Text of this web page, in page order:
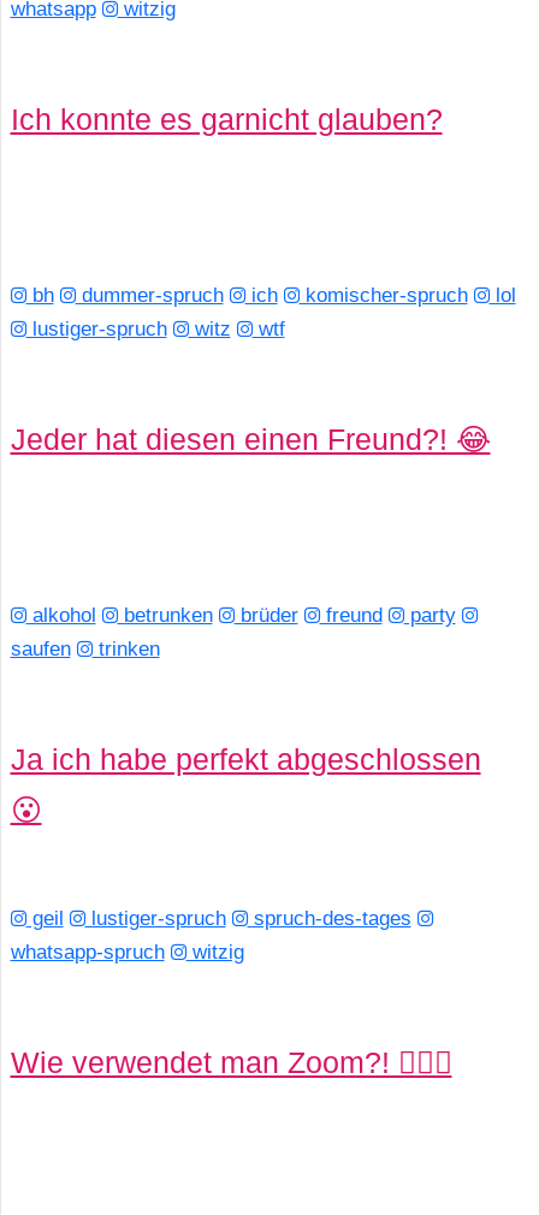
whatsapp
witzig
Ich konnte es garnicht glauben?
bh dummer-spruch ich komischer-spruch
lol
lustiger-spruch
witz wtf
Jeder hat diesen einen Freund?! 😂
alkohol betrunken brüder freund
party
saufen
trinken
Ja ich habe perfekt abgeschlossen
😮
geil lustiger-spruch
spruch-des-tages
whatsapp-spruch
witzig
Wie verwendet man Zoom?! 🙆🏼‍♀️